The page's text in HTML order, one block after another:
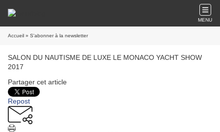
MENU
Accueil » S'abonner à la newsletter
SALON DU NAUTISME DE LUXE LE MONACO YACHT SHOW
2017
Partager cet article
Repost